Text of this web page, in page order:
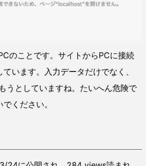
のことです。サイトからPCに接続
います。入力データだけでなく、
うとしていますね。たいへん危険で
ください。